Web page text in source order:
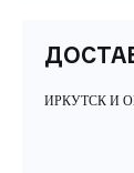
ИРКУТСК И